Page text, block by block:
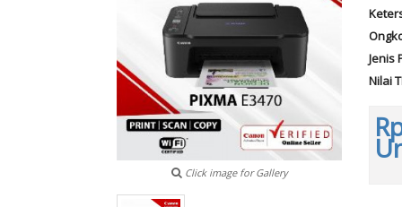
Click image for Gallery
Jenis
Nilai